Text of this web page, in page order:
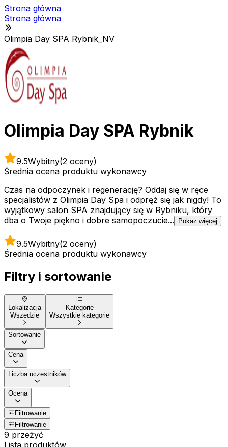
Strona główna
Strona główna
Olimpia Day SPA Rybnik_NV
Olimpia Day SPA Rybnik
9.5Wybitny(2 oceny)
Średnia ocena produktu wykonawcy
Czas na odpoczynek i regenerację? Oddaj się w ręce
specjalistów z Olimpia Day Spa i odpręż się jak nigdy! To
wyjątkowy salon SPA znajdujący się w Rybniku, który
dba o Twoje piękno i dobre samopoczucie...
Pokaż więcej
9.5Wybitny(2 oceny)
Średnia ocena produktu wykonawcy
Filtry i sortowanie
Lokalizacja
Wszędzie
Kategorie
Wszystkie kategorie
Sortowanie
Cena
Liczba uczestników
Ocena
Filtrowanie
Filtrowanie
9 przeżyć